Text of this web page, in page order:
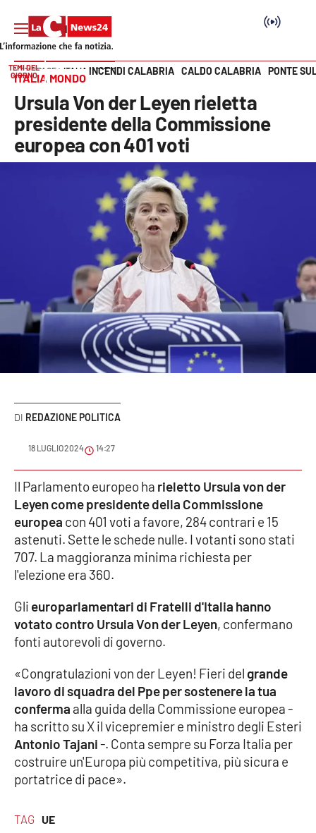
SEZIONI
Cronaca
Economia e lavoro
Italia Mondo
Sanità
Sport
Meteo
Editoriali
VIDEO
Cronaca
Economia e Lavoro
Politica
Sanità
Vai
TEMI DEL
GIORNO
INCENDI CALABRIA CALDO CALABRIA PONTE
HOME PAGE ITALIA MONDO
ITALIA MONDO
Ursula Von der Leyen rieletta
presidente della Commissione
europea con 401 voti
REDAZIONE POLITICA
18 LUGLIO 2024 14:27
TAG UE
Il Parlamento europeo ha rieletto Ursula von der
Leyen come presidente della Commissione
europea con 401 voti a favore, 284 contrari e 15
astenuti. Sette le schede nulle. I votanti sono stati
707. La maggioranza minima richiesta per
l'elezione era 360.
Gli europarlamentari di Fratelli d'Italia hanno
votato contro Ursula Von der Leyen, confermano
fonti autorevoli di governo.
«Congratulazioni von der Leyen! Fieri del grande
lavoro di squadra del Ppe per sostenere la tua
conferma alla guida della Commissione europea -
ha scritto su X il vicepremier e ministro degli Esteri
Antonio Tajani-. Conta sempre su Forza Italia per
costruire un'Europa più competitiva, più sicura e
portatrice di pace».